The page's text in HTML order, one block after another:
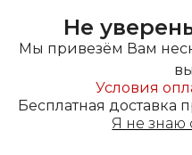
Не
Мы привезём Вам
Условия
Бесплатная доставка
Я не знаю